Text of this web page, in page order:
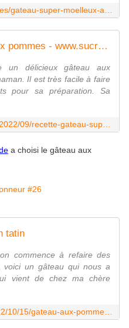
Gâteau super moelleux aux pommes - www.sucreetepices.com
un délicieux gâteau aux
Il est très facile à faire
pour sa préparation. Sa
a choisi le gâteau aux
tatin
commence à refaire des
voici un gâteau qui nous a
vient de chez ma chère